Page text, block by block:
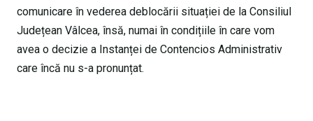
comunicare în vederea deblocării situației de la Consiliul
Județean Vâlcea, însă, numai în condițiile în care vom
avea o decizie a Instanței de Contencios Administrativ
care încă nu s-a pronunțat.